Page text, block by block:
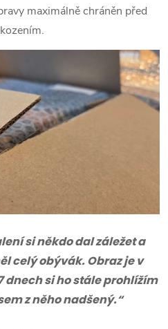
maximálně chráněn před
si někdo dal záležet a
celý obývák. Obraz je v
dnech si ho stále prohlížím
z něho nadšený.“